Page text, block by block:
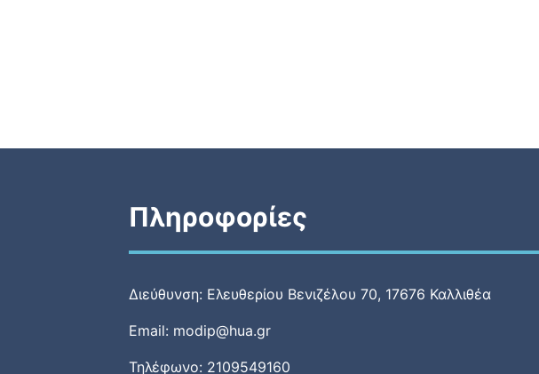
Πληροφορίες
Διεύθυνση: Ελευθερίου Βενιζέλου 70, 17676 Καλλιθέα
Email: modip@hua.gr
Τηλέφωνο: 2109549160